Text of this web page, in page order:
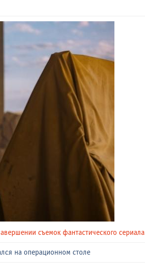
съемок фантастического сериала
на операционном столе